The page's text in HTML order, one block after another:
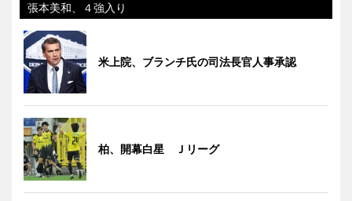
張本美和、４強入り
米上院、ブランチ氏の司法長官人事承認
柏、開幕白星 Ｊリーグ